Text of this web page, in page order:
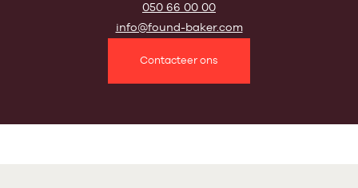
050 66 00 00
info@found-baker.com
Contacteer ons